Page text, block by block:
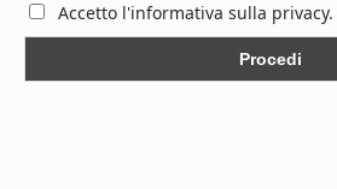
Accetto l'informativa sulla privacy.